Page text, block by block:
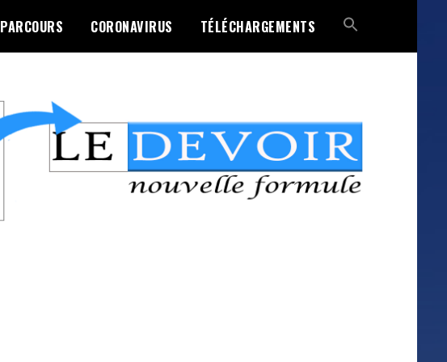
PARCOURS CORONAVIRUS TÉLÉCHARGEMENTS